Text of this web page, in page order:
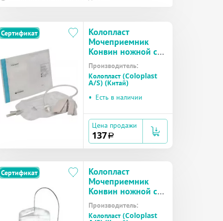
Сертификат
Колопласт
Мочеприемник
Конвин ножной со
сливом,
контурный, трубка
45 см, объем 600
Производитель:
Колопласт (Coloplast
A/S) (Китай)
• Есть в наличии
Цена продажи
137a
Сертификат
Колопласт
Мочеприемник
Конвин ножной со
сливом,
контурный, трубка
Производитель:
Колопласт (Coloplast